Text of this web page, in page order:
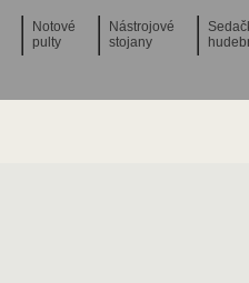
Notové
pulty
Nástrojové
stojany